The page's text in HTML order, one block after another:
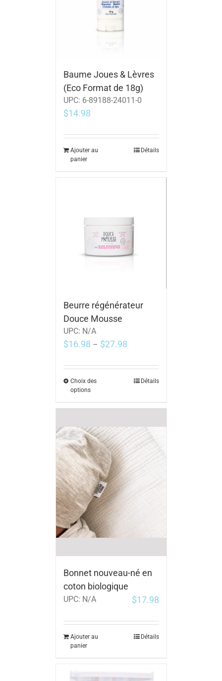
Baume Joues & Lèvres
(Eco Format de 18g)
UPC: 6-89188-24011-0
$14.98
Ajouter au
panier
Détails
Beurre régénérateur
Douce Mousse
UPC: N/A
$16.98 – $27.98
Choix des
options
Détails
Bonnet nouveau-né en
coton biologique
UPC: N/A $17.98
Ajouter au
panier
Détails